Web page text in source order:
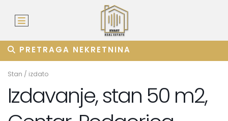
PRETRAGA NEKRETNINA
Stan / izdato
Izdavanje, stan 50 m2,